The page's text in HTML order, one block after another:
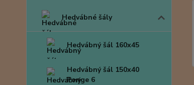
Hedvábné šály
Hedvábný šál 160x45
Hedvábný šál 150x40
Ponge 6